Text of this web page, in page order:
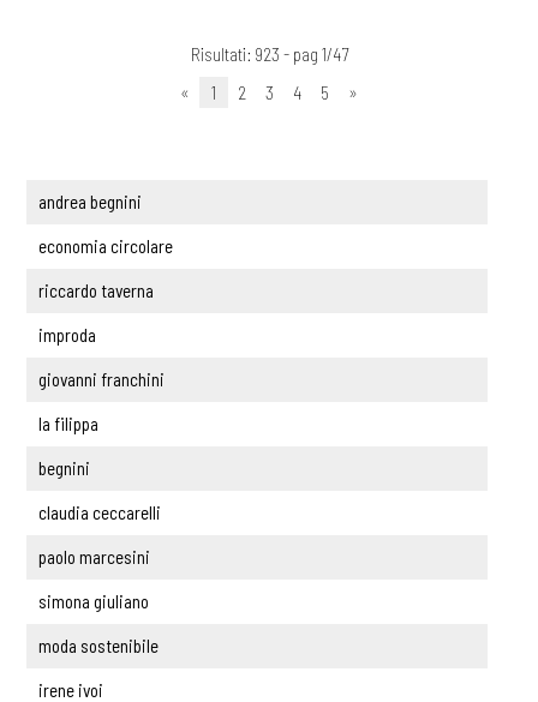
Risultati: 923 - pag 1/47
«
1 2 3 4 5 »
andrea begnini
economia circolare
riccardo taverna
improda
giovanni franchini
la filippa
begnini
claudia ceccarelli
paolo marcesini
simona giuliano
moda sostenibile
irene ivoi